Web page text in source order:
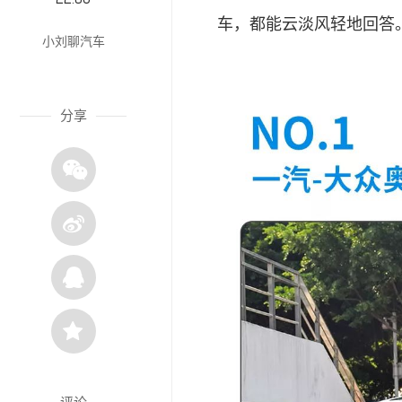
小刘聊汽车
分享
车，都能云淡风轻地回答